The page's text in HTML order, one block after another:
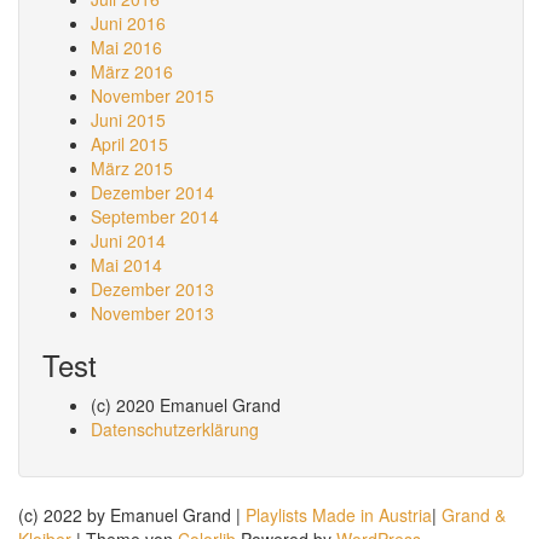
Juni 2016
Mai 2016
März 2016
November 2015
Juni 2015
April 2015
März 2015
Dezember 2014
September 2014
Juni 2014
Mai 2014
Dezember 2013
November 2013
Test
(c) 2020 Emanuel Grand
Datenschutzerklärung
(c) 2022 by Emanuel Grand | Playlists Made in Austria| Grand &